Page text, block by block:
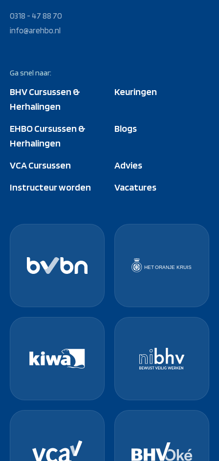
0318 - 47 88 70
info@arehbo.nl
Ga snel naar:
BHV Cursussen &
Herhalingen
Keuringen
EHBO Cursussen &
Herhalingen
Blogs
VCA Cursussen
Advies
Instructeur worden
Vacatures